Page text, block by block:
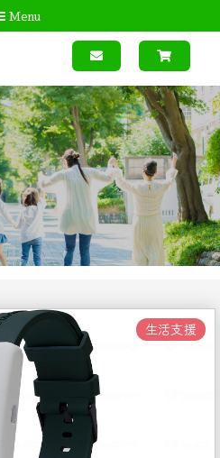
Menu
生活支援